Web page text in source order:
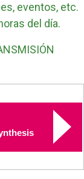
eventos, etc.
del día.